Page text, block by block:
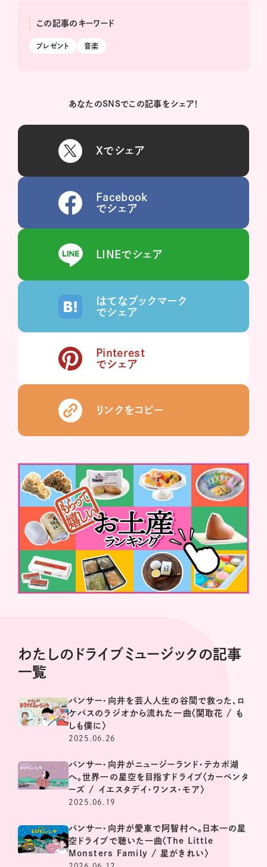
この記事のキーワード
プレゼント 音楽
あなたのSNSでこの記事をシェア！
Xでシェア
Facebook
でシェア
LINEでシェア
はてなブックマーク
でシェア
Pinterest
でシェア
リンクをコピー
わたしのドライブミュージックの記事
一覧
パンサー・向井を芸人人生の谷間で救った、ロ
ケバスのラジオから流れた一曲〈関取花 / も
しも僕に〉
2025.06.26
パンサー・向井がニュージーランド・テカポ湖
へ。世界一の星空を目指すドライブ〈カーペンタ
ーズ / イエスタデイ・ワンス・モア〉
2025.06.19
パンサー・向井が愛車で阿智村へ。日本一の星
空ドライブで聴いた一曲〈The Little
Monsters Family / 星がきれい〉